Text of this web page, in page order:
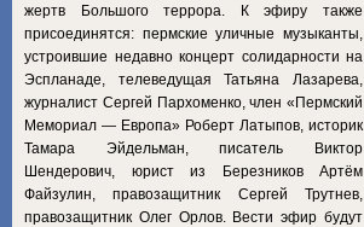
жертв Большого террора. К эфиру также
присоединятся: пермские уличные музыканты,
устроившие недавно концерт солидарности на
Эспланаде, телеведущая Татьяна Лазарева,
журналист Сергей Пархоменко, член «Пермский
Мемориал — Европа» Роберт Латыпов, историк
Тамара Эйдельман, писатель Виктор
Шендерович, юрист из Березников Артём
Файзулин, правозащитник Сергей Трутнев,
правозащитник Олег Орлов. Вести эфир будут